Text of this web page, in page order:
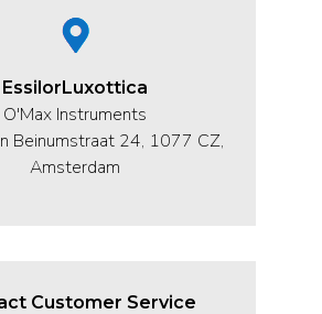
EssilorLuxottica
O'Max Instruments
Beinumstraat 24, 1077 CZ,
Amsterdam
Customer Service